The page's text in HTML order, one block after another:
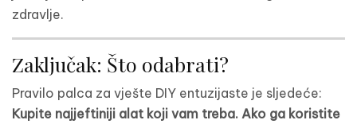
zdravlje.
Zaključak: Što odabrati?
Pravilo palca za vješte DIY entuzijaste je sljedeće:
Kupite najjeftiniji alat koji vam treba. Ako ga koristite